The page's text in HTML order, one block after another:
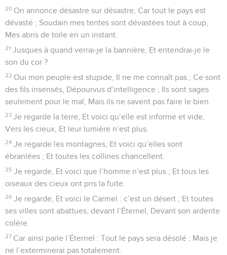
20 On annonce désastre sur désastre, Car tout le pays est
dévasté ; Soudain mes tentes sont dévastées tout à coup,
Mes abris de toile en un instant.
21 Jusques à quand verrai-je la bannière, Et entendrai-je le
son du cor ?
22 Oui mon peuple est stupide, Il ne me connaît pas ; Ce sont
des fils insensés, Dépourvus d’intelligence ; Ils sont sages
seulement pour le mal, Mais ils ne savent pas faire le bien.
23 Je regarde la terre, Et voici qu’elle est informe et vide,
Vers les cieux, Et leur lumière n’est plus.
24 Je regarde les montagnes, Et voici qu’elles sont
ébranlées ; Et toutes les collines chancellent.
25 Je regarde, Et voici que l’homme n’est plus ; Et tous les
oiseaux des cieux ont pris la fuite.
26 Je regarde, Et voici le Carmel : c’est un désert ; Et toutes
ses villes sont abattues, devant l’Éternel, Devant son ardente
colère.
27 Car ainsi parle l’Éternel : Tout le pays sera désolé ; Mais je
ne l’exterminerai pas totalement.